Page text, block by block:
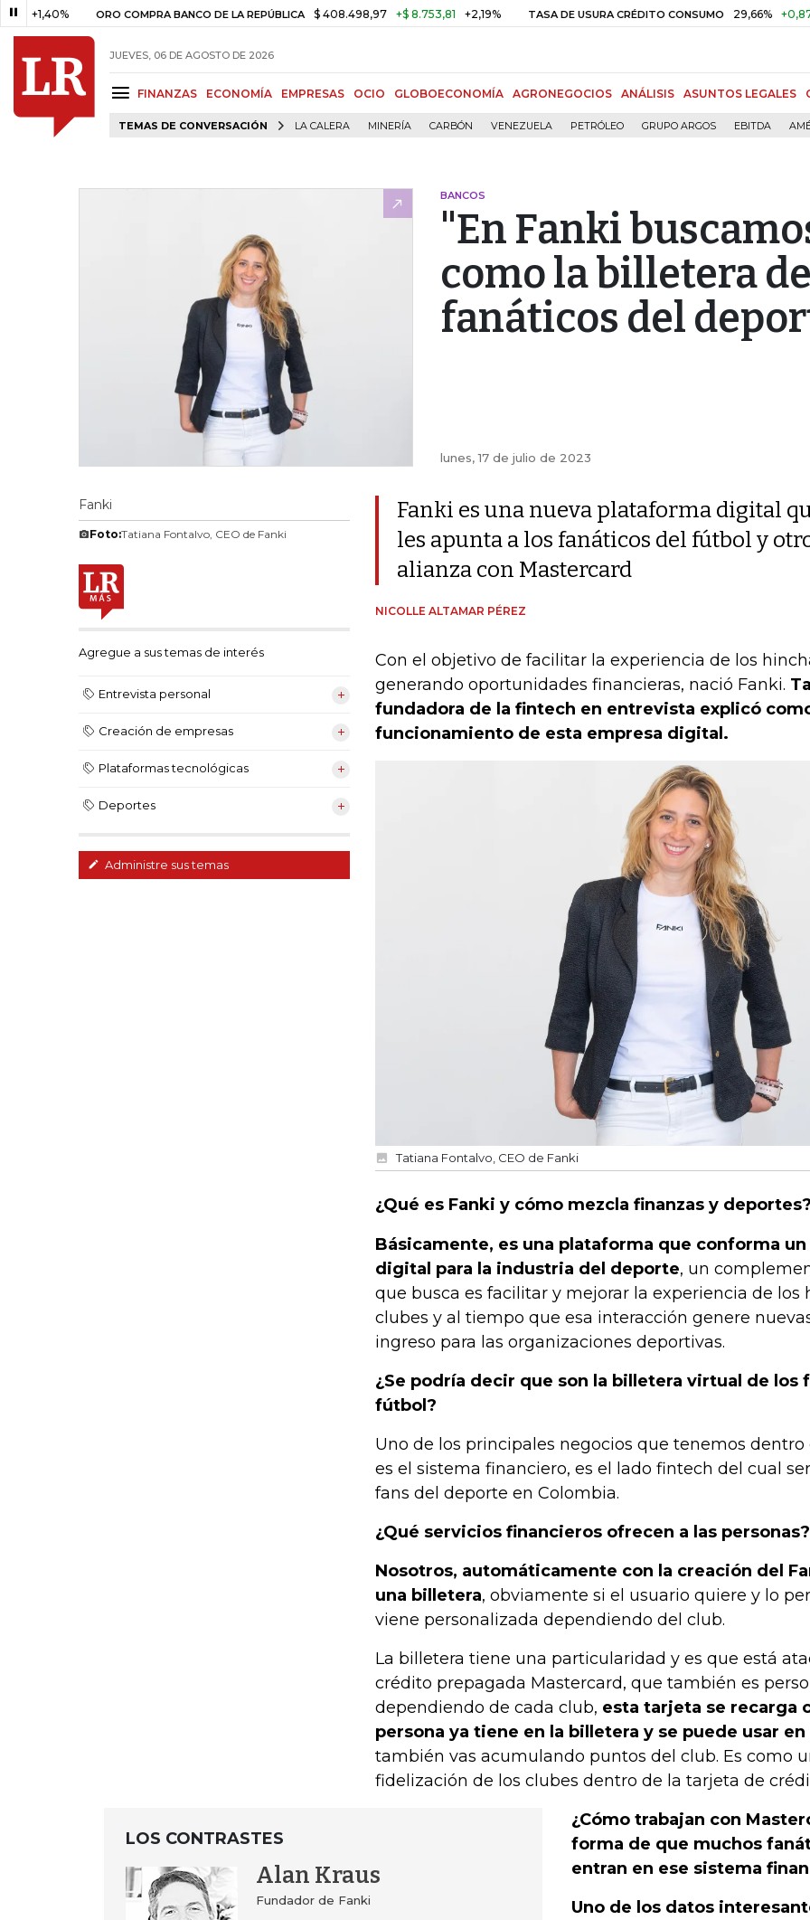
ORO COMPRA BANCO DE LA REPÚBLICA $ 408.498,97 +$ 8.753,81 +2,19% TASA DE USURA CRÉDITO CONSUMO 29,66% +0,87%
JUEVES, 06 DE AGOSTO DE 2026
FINANZAS ECONOMÍA EMPRESAS OCIO GLOBOECONOMÍA AGRONEGOCIOS ANÁLISIS ASUNTOS LEGALES
TEMAS DE CONVERSACIÓN LA CALERA MINERÍA CARBÓN VENEZUELA PETRÓLEO GRUPO ARGOS EBITDA
BANCOS
"En Fanki
como la billetera
fanáticos del
lunes, 17 de julio de 2023
Fanki
Foto:Tatiana Fontalvo, CEO de Fanki
Agregue a sus temas de interés
Entrevista personal
Creación de empresas
Plataformas tecnológicas
Deportes
Administre sus temas
Fanki es una nueva plataforma digital
les apunta a los fanáticos del fútbol y
alianza con Mastercard
NICOLLE ALTAMAR PÉREZ
Con el objetivo de facilitar la experiencia de los
generando oportunidades financieras, nació Fanki.
fundadora de la fintech en entrevista explicó
funcionamiento de esta empresa digital.
Tatiana Fontalvo, CEO de Fanki
¿Qué es Fanki y cómo mezcla finanzas y
Básicamente, es una plataforma que conforma
digital para la industria del deporte, un
que busca es facilitar y mejorar la experiencia de los
clubes y al tiempo que esa interacción genere
ingreso para las organizaciones deportivas.
¿Se podría decir que son la billetera virtual de los
fútbol?
Uno de los principales negocios que tenemos
es el sistema financiero, es el lado fintech del cual
fans del deporte en Colombia.
¿Qué servicios financieros ofrecen a las personas?
Nosotros, automáticamente con la creación del
una billetera, obviamente si el usuario quiere y lo
viene personalizada dependiendo del club.
La billetera tiene una particularidad y es que está
crédito prepagada Mastercard, que también es
dependiendo de cada club, esta tarjeta se recarga
persona ya tiene en la billetera y se puede usar
también vas acumulando puntos del club. Es como
fidelización de los clubes dentro de la tarjeta de
LOS CONTRASTES
Alan Kraus
Fundador de Fanki
¿Cómo trabajan con
forma de que muchos
entran en ese sistema
Uno de los datos